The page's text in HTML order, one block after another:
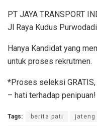
PT JAYA TRANSPORT
Jl Raya Kudus
Hanya Kandidat yang
untuk proses rekrutmen.
*Proses seleksi
– hati terhadap penipuan!
Tags: berita pati jateng